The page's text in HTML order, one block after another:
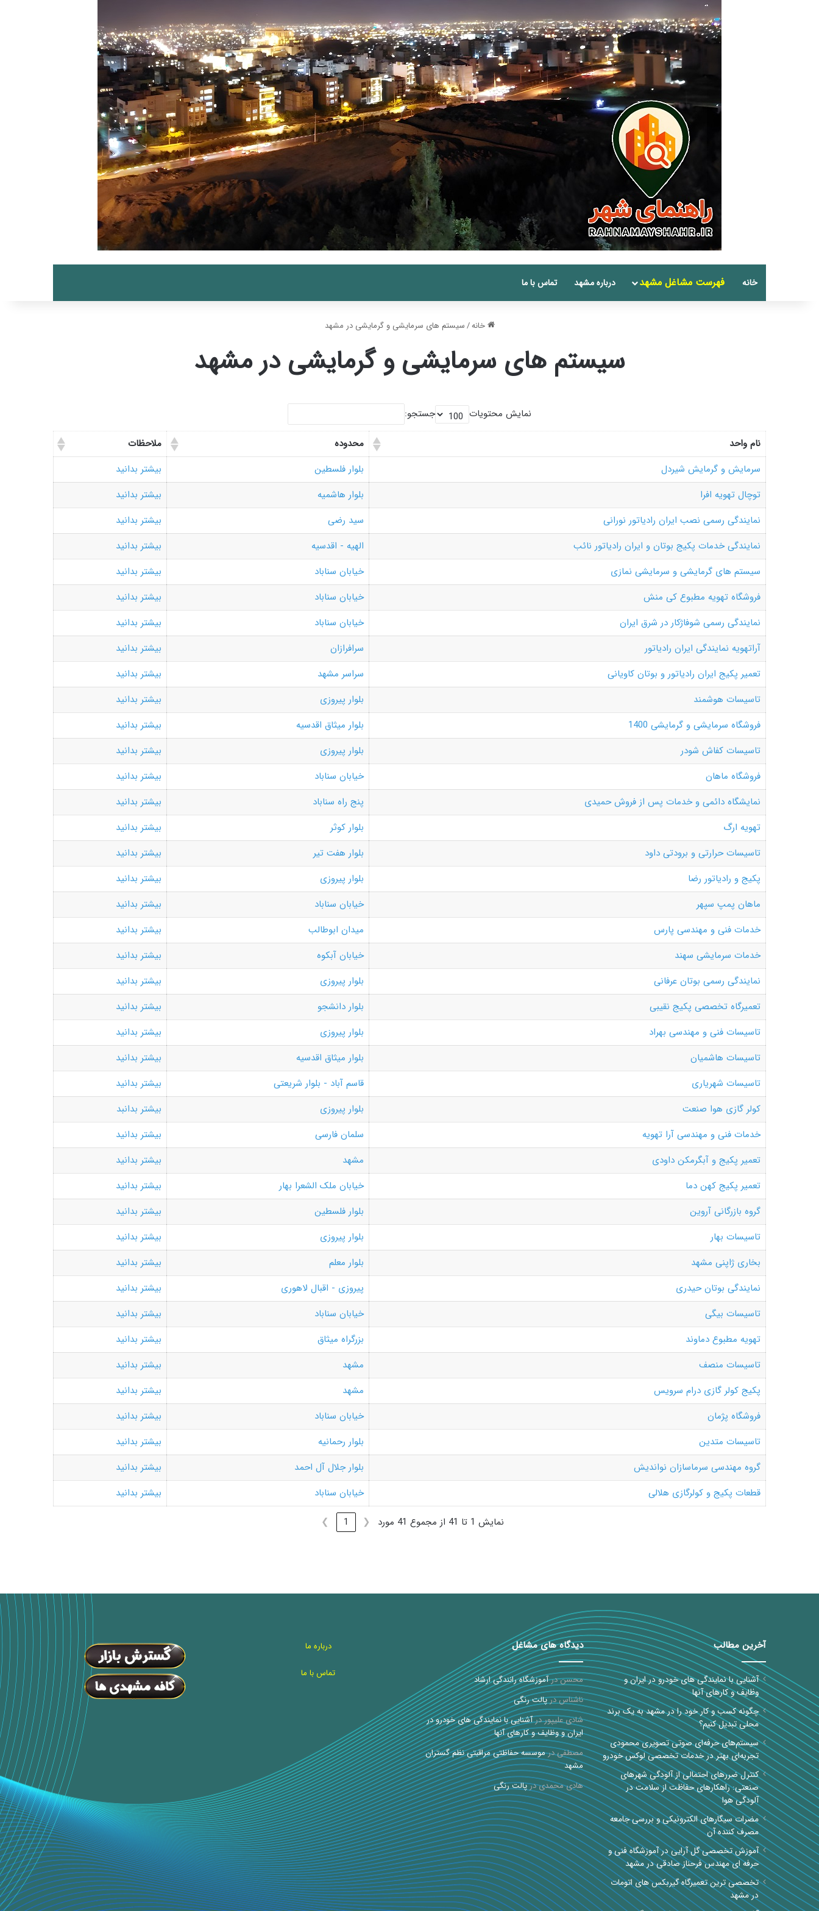
خانه فهرست مشاغل مشهد درباره مشهد تماس با ما
خانه/سیستم های سرمایشی و گرمایشی در مشهد
سیستم های سرمایشی و گرمایشی در مشهد
نمایش محتویات جستجو:
نام واحد محدوده
ملاحظات
سرمایش و گرمایش شیردل
بلوار فلسطین
بیشتر بدانید
توچال تهویه افرا
بلوار هاشمیه
بیشتر بدانید
نمایندگی رسمی نصب ایران رادیاتور نورانی
سید رضی
بیشتر بدانید
نمایندگی خدمات پکیج بوتان و ایران رادیاتور نائب
الهیه - اقدسیه
بیشتر بدانید
سیستم های گرمایشی و سرمایشی نمازی
خیابان سناباد
بیشتر بدانید
فروشگاه تهویه مطبوع کی منش
خیابان سناباد
بیشتر بدانید
نمایندگی رسمی شوفاژکار در شرق ایران
خیابان سناباد
بیشتر بدانید
آراتهویه نمایندگی ایران رادیاتور
سرافرازان
بیشتر بدانید
تعمیر پکیج ایران رادیاتور و بوتان کاویانی
سراسر مشهد
بیشتر بدانید
تاسیسات هوشمند
بلوار پیروزی
بیشتر بدانید
فروشگاه سرمایشی و گرمایشی 1400
بلوار میثاق اقدسیه
بیشتر بدانید
تاسیسات کفاش شودر
بلوار پیروزی
بیشتر بدانید
فروشگاه ماهان
خیابان سناباد
بیشتر بدانید
نمایشگاه دائمی و خدمات پس از فروش حمیدی
پنج راه سناباد
بیشتر بدانید
تهویه ارگ
بلوار کوثر
بیشتر بدانید
تاسیسات حرارتی و برودتی داود
بلوار هفت تیر
بیشتر بدانید
پکیج و رادیاتور رضا
بلوار پیروزی
بیشتر بدانید
ماهان پمپ سپهر
خیابان سناباد
بیشتر بدانید
خدمات فنی و مهندسی پارس
میدان ابوطالب
بیشتر بدانید
خدمات سرمایشی سهند
خیابان آبکوه
بیشتر بدانید
نمایندگی رسمی بوتان عرفانی
بلوار پیروزی
بیشتر بدانید
تعمیرگاه تخصصی پکیج نقیبی
بلوار دانشجو
بیشتر بدانید
تاسیسات فنی و مهندسی بهراد
بلوار پیروزی
بیشتر بدانید
تاسیسات هاشمیان
بلوار میثاق اقدسیه
بیشتر بدانید
تاسیسات شهریاری
قاسم آباد - بلوار شریعتی
بیشتر بدانید
کولر گازی هوا صنعت
بلوار پیروزی
بیشتر بدانبد
خدمات فنی و مهندسی آرا تهویه
سلمان فارسی
بیشتر بدانید
تعمیر پکیج و آبگرمکن داودی
مشهد
بیشتر بدانید
تعمیر پکیج کهن دما
خیابان ملک الشعرا بهار
بیشتر بدانید
گروه بازرگانی آروین
بلوار فلسطین
بیشتر بدانید
تاسیسات بهار
بلوار پیروزی
بیشتر بدانید
بخاری ژاپنی مشهد
بلوار معلم
بیشتر بدانید
نمایندگی بوتان حیدری
پیروزی - اقبال لاهوری
بیشتر بدانید
تاسیسات بیگی
خیابان سناباد
بیشتر بدانید
تهویه مطبوع دماوند
بزرگراه میثاق
بیشتر بدانید
تاسیسات منصف
مشهد
بیشتر بدانید
پکیج کولر گازی درام سرویس
مشهد
بیشتر بدانید
فروشگاه پژمان
خیابان سناباد
بیشتر بدانید
تاسیسات متدین
بلوار رحمانیه
بیشتر بدانید
گروه مهندسی سرماسازان نواندیش
بلوار جلال آل احمد
بیشتر بدانید
قطعات پکیج و کولرگازی هلالی
خیابان سناباد
بیشتر بدانید
نمایش 1 تا 41 از مجموع 41 مورد
❮
1
❯
آخرین مطالب
آشنایی با نمایندگی های خودرو در ایران و
وظایف و کارهای آنها
چگونه کسب و کار خود را در مشهد به یک برند
محلی تبدیل کنیم؟
سیستم‌های حرفه‌ای صوتی تصویری محمودی
تجربه‌ای بهتر در خدمات تخصصی لوکس خودرو
کنترل ضررهای احتمالی از آلودگی شهرهای
صنعتی: راهکارهای حفاظت از سلامت در
آلودگی هوا
مضرات سیگارهای الکترونیکی و بررسی جامعه
مصرف کننده آن
آموزش تخصصی گل آرایی در آموزشگاه فنی و
حرفه ای مهندس فرحناز صادقی در مشهد
تخصصی ترین تعمیرگاه گیربکس های اتومات
در مشهد
دیدگاه های مشاغل
محسندرآموزشگاه رانندگی ارشاد
ناشناسدرپالت رنگی
شادی علیپوردرآشنایی با نمایندگی های خودرو در
ایران و وظایف و کارهای آنها
مصطفیدرموسسه حفاظتی مراقبتی نظم گستران
مشهد
هادی محمدیدرپالت رنگی
درباره ما
تماس با ما